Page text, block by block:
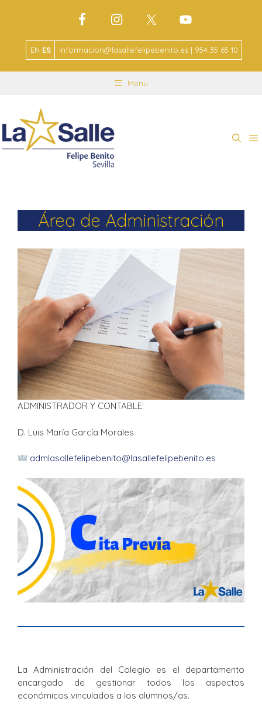
EN ES informacion@lasallefelipebenito.es | 954 35 65 10
Menu
Área de Administración
ADMINISTRADOR Y CONTABLE:
D. Luis María García Morales
admlasallefelipebenito@lasallefelipebenito.es
La Administración del Colegio es el departamento
encargado de gestionar todos los aspectos
económicos vinculados a los alumnos/as.